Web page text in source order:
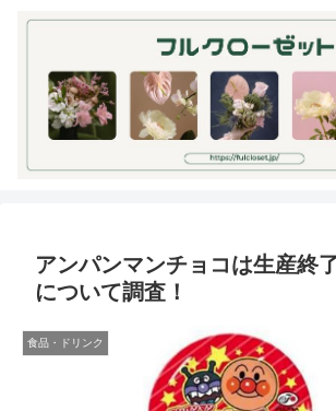
アンパンマンチョコは生産終
について調査！
食品・ドリンク